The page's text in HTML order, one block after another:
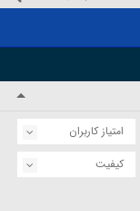
امتیاز کاربران
کیفیت